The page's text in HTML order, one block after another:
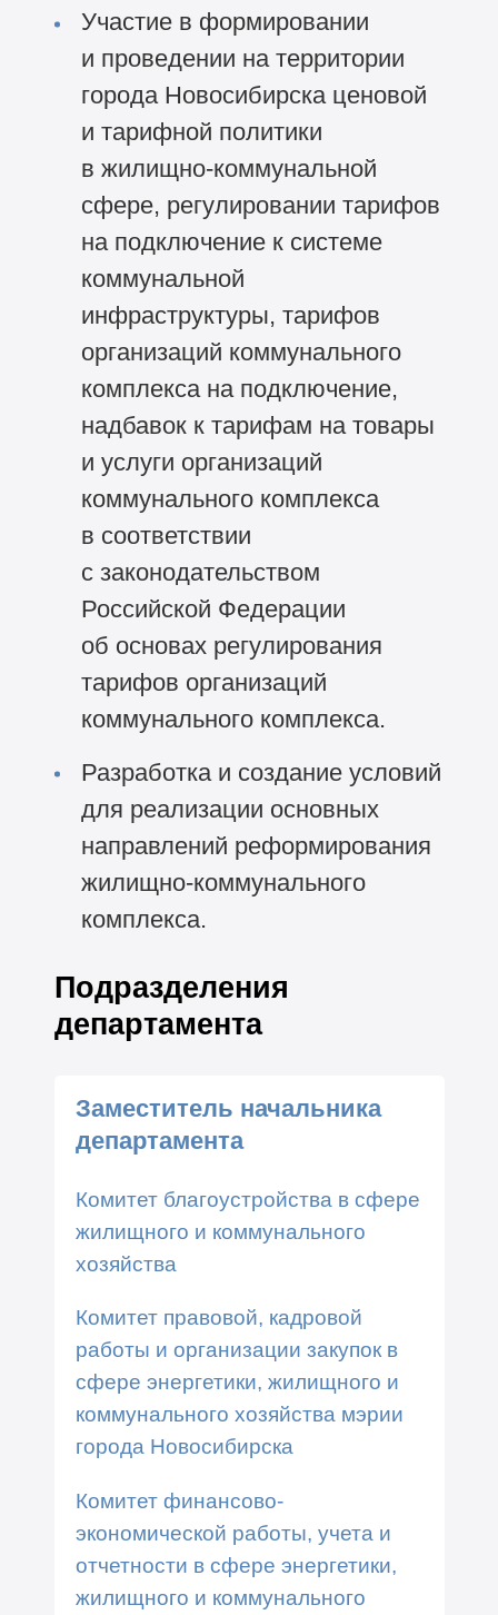
Участие в формировании
и проведении на территории
города Новосибирска ценовой
и тарифной политики
в жилищно-коммунальной
сфере, регулировании тарифов
на подключение к системе
коммунальной
инфраструктуры, тарифов
организаций коммунального
комплекса на подключение,
надбавок к тарифам на товары
и услуги организаций
коммунального комплекса
в соответствии
с законодательством
Российской Федерации
об основах регулирования
тарифов организаций
коммунального комплекса.
Разработка и создание условий
для реализации основных
направлений реформирования
жилищно-коммунального
комплекса.
Подразделения
департамента
Заместитель начальника
департамента
Комитет благоустройства в сфере
жилищного и коммунального
хозяйства
Комитет правовой, кадровой
работы и организации закупок в
сфере энергетики, жилищного и
коммунального хозяйства мэрии
города Новосибирска
Комитет финансово-
экономической работы, учета и
отчетности в сфере энергетики,
жилищного и коммунального